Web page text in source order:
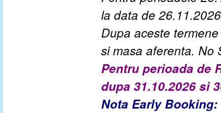
la data de
Dupa aceste
si masa aferenta. No
Pentru perioada de
dupa 31.10.2026 si
Nota Early Booking: